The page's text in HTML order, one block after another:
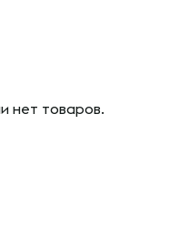
нет товаров.